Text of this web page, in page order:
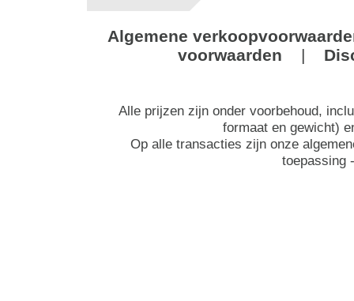
Algemene
voorwaarden |
Alle prijzen zijn onder voorbehoud,
formaat en gewicht)
Op alle transacties zijn onze
toepassing